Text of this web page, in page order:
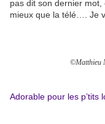
pas dit son dernier
mieux que la télé…. Je
©Matthieu
Adorable pour les p’tits